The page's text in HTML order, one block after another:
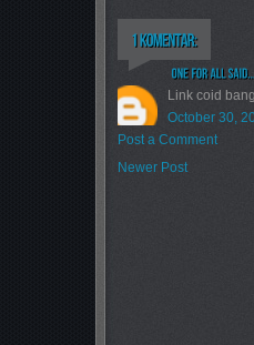
Link coid bang
October 30,
Post a Comment
Newer Post